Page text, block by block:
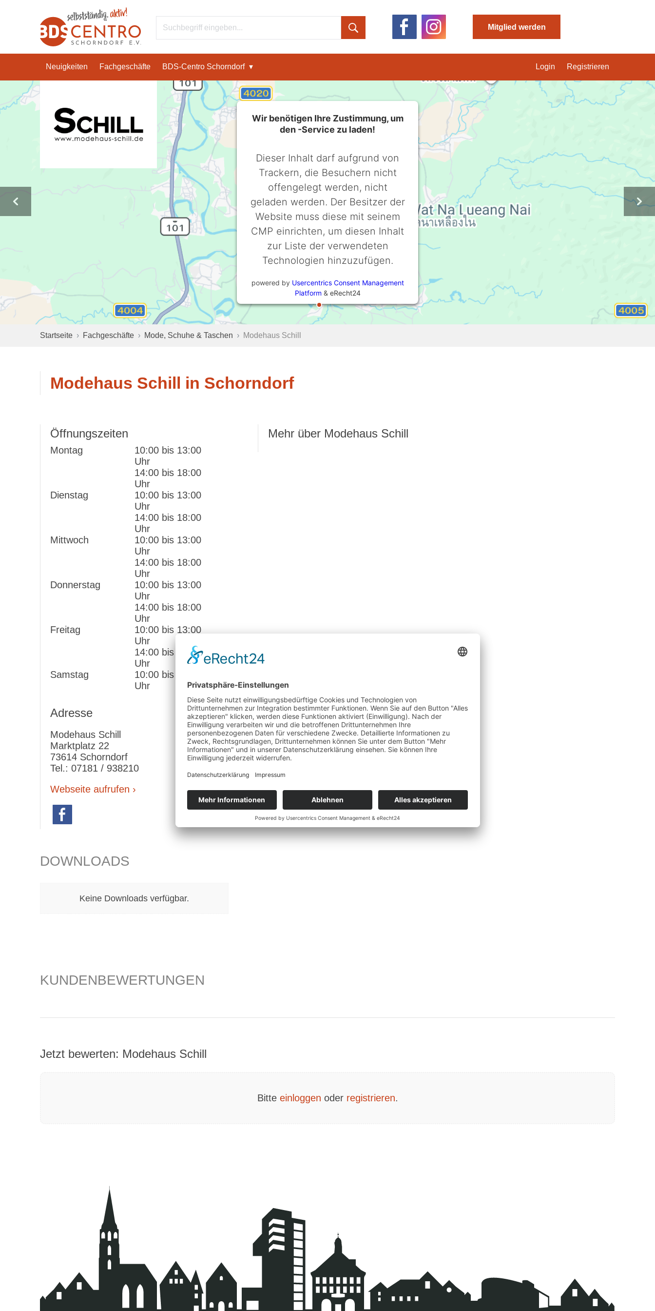
Mitglied werden
Neuigkeiten Fachgeschäfte BDS-Centro Schorndorf Login Registrieren
Wir benötigen Ihre Zustimmung, um
den -Service zu laden!
Dieser Inhalt darf aufgrund von
Trackern, die Besuchern nicht
offengelegt werden, nicht
geladen werden. Der Besitzer der
Website muss diese mit seinem
CMP einrichten, um diesen Inhalt
zur Liste der verwendeten
Technologien hinzuzufügen.
powered by Usercentrics Consent Management
Platform & eRecht24
Startseite Fachgeschäfte Mode, Schuhe & Taschen Modehaus Schill
Modehaus Schill in Schorndorf
Öffnungszeiten
Montag
10:00 bis 13:00
Uhr
14:00 bis 18:00
Uhr
Dienstag
10:00 bis 13:00
Uhr
14:00 bis 18:00
Uhr
Mittwoch
10:00 bis 13:00
Uhr
14:00 bis 18:00
Uhr
Donnerstag
10:00 bis 13:00
Uhr
14:00 bis 18:00
Uhr
Freitag
10:00 bis 13:00
Uhr
14:00 bis 18:00
Uhr
Samstag
10:00 bis 14:00
Uhr
Adresse
Modehaus Schill
Marktplatz 22
73614 Schorndorf
Tel.: 07181 / 938210
Webseite aufrufen ›
DOWNLOADS
Keine Downloads verfügbar.
Mehr über Modehaus Schill
KUNDENBEWERTUNGEN
Jetzt bewerten: Modehaus Schill
Bitte einloggen oder registrieren.